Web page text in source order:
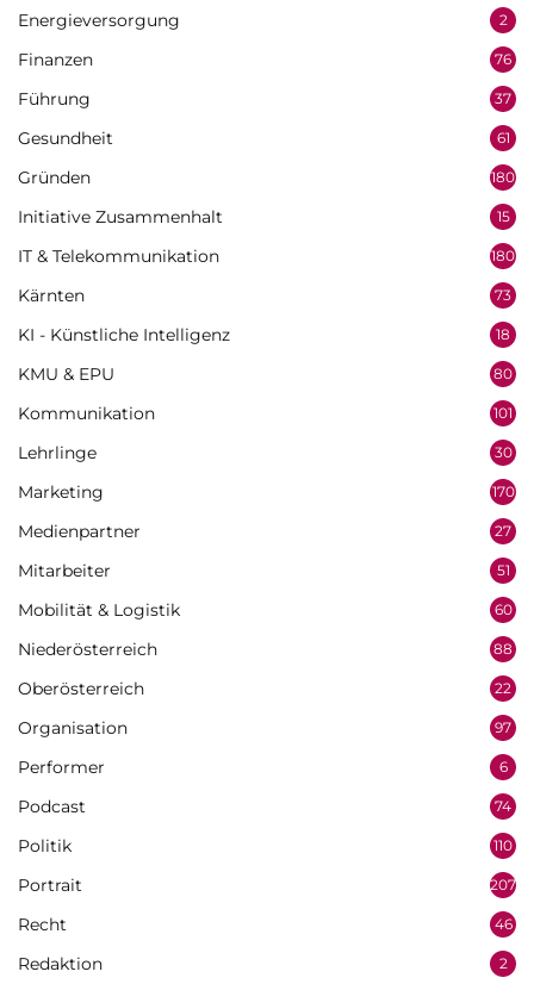
Energieversorgung 2
Finanzen 76
Führung 37
Gesundheit 61
Gründen 180
Initiative Zusammenhalt 15
IT & Telekommunikation 180
Kärnten 73
KI - Künstliche Intelligenz 18
KMU & EPU 80
Kommunikation 101
Lehrlinge 30
Marketing 170
Medienpartner 27
Mitarbeiter 51
Mobilität & Logistik 60
Niederösterreich 88
Oberösterreich 22
Organisation 97
Performer 6
Podcast 74
Politik 110
Portrait 207
Recht 46
Redaktion 2